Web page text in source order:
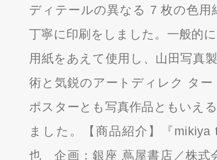
ディテールの異なる 7 枚の色
丁寧に印刷をしました。一般的
用紙をあえて使用し、山田写真
術と気鋭のアートディレク タ
ポスターとも写真作品ともいえ
ました。【商品紹介】『
也 企画：銀座 蔦屋書店／株